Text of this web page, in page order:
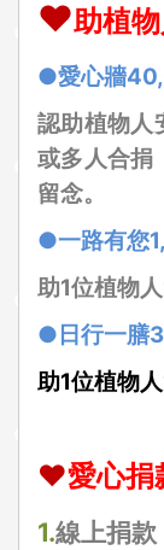
❤助植
●愛心牆
認助植物人
或多人合捐
留念。
●一路有您
助1位植物
●日行一膳
助1位植物人
❤愛心捐
1.線上捐款